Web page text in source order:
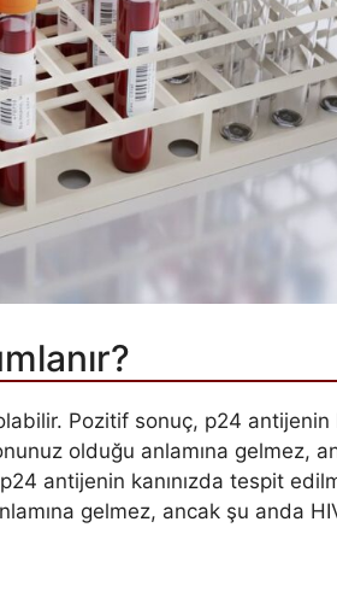
Pozitif sonuç, p24 antijenin
olduğu anlamına gelmez,
antijenin kanınızda tespit
gelmez, ancak şu anda